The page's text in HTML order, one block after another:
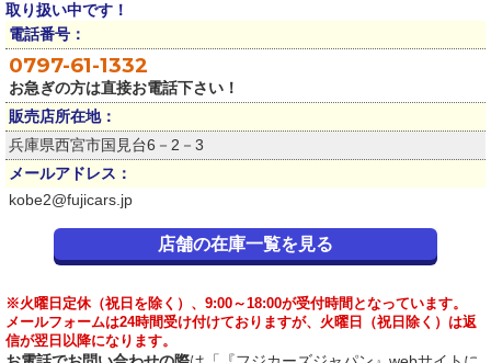
取り扱い中です！
電話番号：
0797-61-1332
お急ぎの方は直接お電話下さい！
販売店所在地：
兵庫県西宮市国見台6－2－3
メールアドレス：
kobe2@fujicars.jp
店舗の在庫一覧を見る
※火曜日定休（祝日を除く）、9:00～18:00が受付時間となっています。
メールフォームは24時間受け付けておりますが、火曜日（祝日除く）は返
信が翌日以降になります。